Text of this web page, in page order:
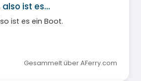
ist es…
ist es ein Boot.
Gesammelt über AFerry.com